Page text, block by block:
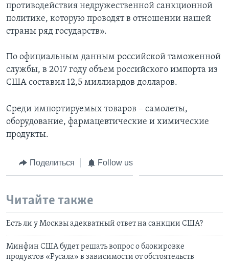
противодействия недружественной санкционной
политике, которую проводят в отношении нашей
страны ряд государств».
По официальным данным российской таможенной
службы, в 2017 году объем российского импорта из
США составил 12,5 миллиардов долларов.
Среди импортируемых товаров – самолеты,
оборудование, фармацевтические и химические
продукты.
Поделиться Follow us
Читайте также
Есть ли у Москвы адекватный ответ на санкции США?
Минфин США будет решать вопрос о блокировке
продуктов «Русала» в зависимости от обстоятельств